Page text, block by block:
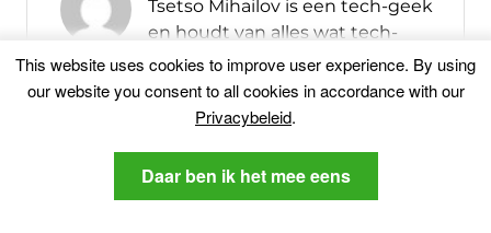
Tsetso Mihailov is een tech-geek
en houdt van alles wat tech-
gerelateerde, met inachtneming
van het laatste nieuws rondom
technologieën. Hij heeft gewerkt
Omgaan met malware sinds zijn
This website uses cookies to improve user experience. By using
our website you consent to all cookies in accordance with our
Privacybeleid.
Daar ben ik het mee eens